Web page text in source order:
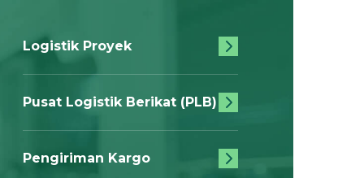
Logistik Proyek
Pusat Logistik Berikat (PLB)
Pengiriman Kargo